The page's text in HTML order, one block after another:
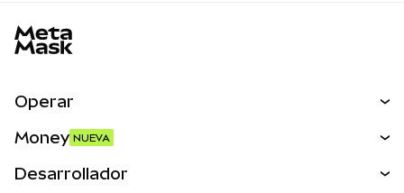
Operar
Money NUEVA
Desarrollador